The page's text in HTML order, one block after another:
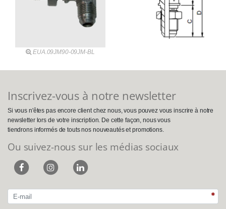
EUA.09JM90-09JM-BL
Inscrivez-vous à notre newsletter
Si vous n'êtes pas encore client chez nous, vous pouvez vous inscrire à notre
newsletter lors de votre inscription. De cette façon, nous vous
tiendrons informés de touts nos nouveautés et promotions.
Ou suivez-nous sur les médias sociaux